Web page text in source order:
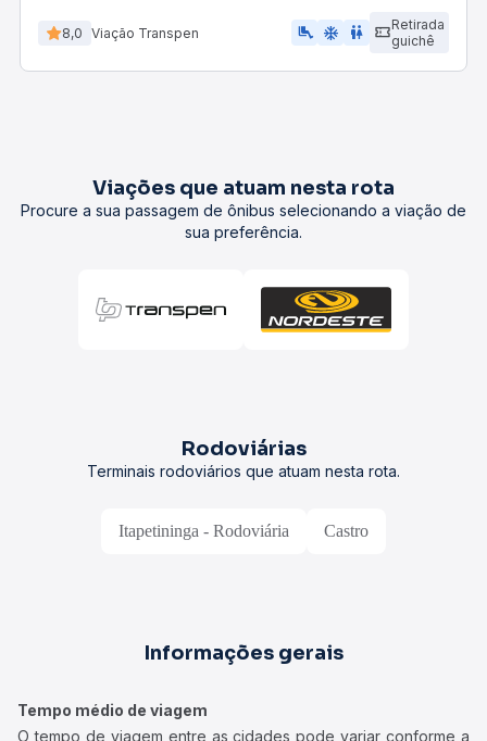
8,0 Viação Transpen airline_seat_legroom_extra ac_unit WC
Retirada
guichê
Viações que atuam nesta rota
Procure a sua passagem de ônibus selecionando a viação de
sua preferência.
Rodoviárias
Terminais rodoviários que atuam nesta rota.
Itapetininga - Rodoviária Castro
Informações gerais
Tempo médio de viagem
O tempo de viagem entre as cidades pode variar conforme a